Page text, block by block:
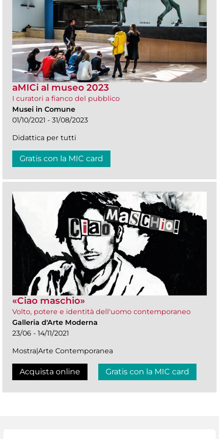
aMICi al museo 2023
I curatori a fianco del pubblico
Musei in Comune
01/10/2021 - 31/08/2023
Didattica per tutti
Gratis con la MIC card
«Ciao maschio»
Volto, potere e identità dell'uomo contemporaneo
Galleria d'Arte Moderna
23/06 - 14/11/2021
Mostra|Arte Contemporanea
Acquista online Gratis con la MIC card